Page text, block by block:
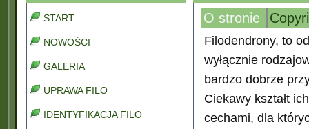
START
NOWOŚCI
GALERIA
UPRAWA FILO
IDENTYFIKACJA FILO
O stronie
Filodendrony, to
wyłącznie
bardzo dobrze
Ciekawy kształt
cechami, dla